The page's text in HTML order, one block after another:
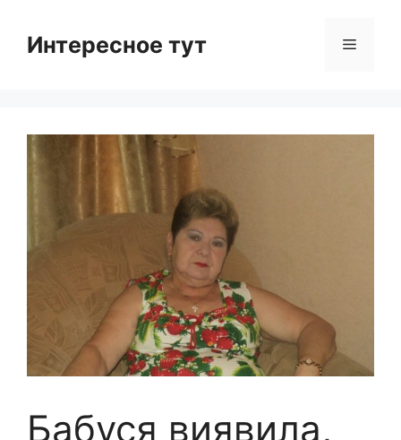
contentИнтересное тут Menu
Бабуся виявила,